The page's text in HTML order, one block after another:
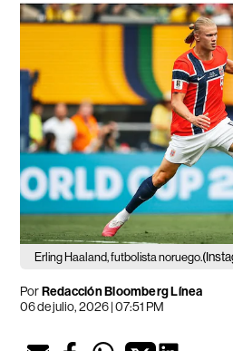
Erling Haaland, futbolista noruego.
PorRedacción Bloomberg Línea
06 de julio, 2026 | 07:51 PM